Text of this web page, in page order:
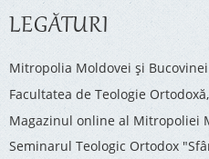
LEGĂTURI
Mitropolia Moldovei și Bucovinei
Facultatea de Teologie
Magazinul online al Mitropoliei
Seminarul Teologic Ortodox